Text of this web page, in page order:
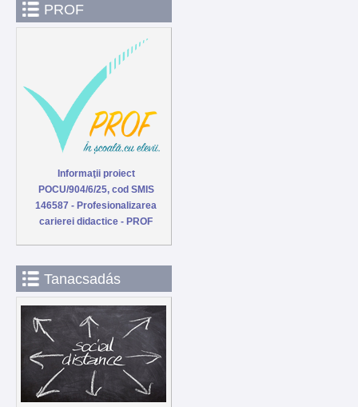
PROF
Informaţii proiect
POCU/904/6/25, cod SMIS
146587 - Profesionalizarea
carierei didactice - PROF
Tanacsadás